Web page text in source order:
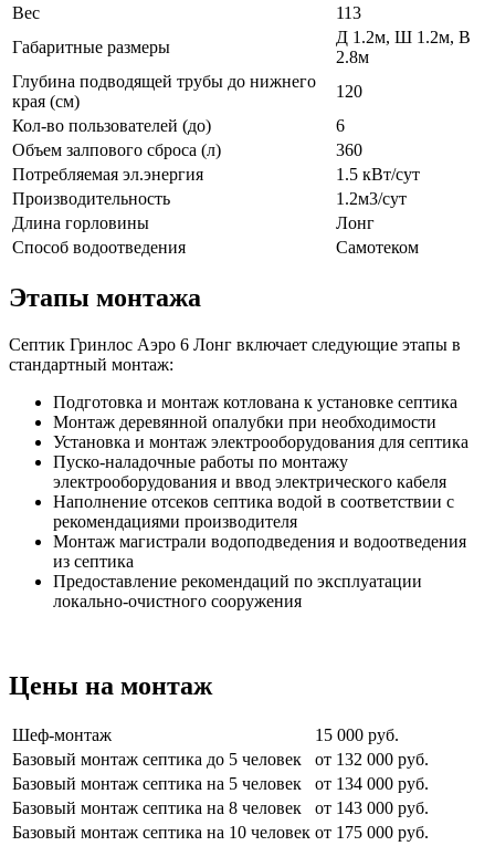
Вес
113
Габаритные размеры
Д 1.2м, Ш 1.2м, В
2.8м
Глубина подводящей трубы до нижнего
края (см)
120
Кол-во пользователей (до)
6
Объем залпового сброса (л)
360
Потребляемая эл.энергия
1.5 кВт/сут
Производительность
1.2м3/сут
Длина горловины
Лонг
Способ водоотведения
Самотеком
Этапы монтажа
Септик Гринлос Аэро 6 Лонг включает следующие этапы в
стандартный монтаж:
Подготовка и монтаж котлована к установке септика
Монтаж деревянной опалубки при необходимости
Установка и монтаж электрооборудования для септика
Пуско-наладочные работы по монтажу
электрооборудования и ввод электрического кабеля
Наполнение отсеков септика водой в соответствии с
рекомендациями производителя
Монтаж магистрали водоподведения и водоотведения
из септика
Предоставление рекомендаций по эксплуатации
локально-очистного сооружения
Цены на монтаж
Шеф-монтаж
15 000 руб.
Базовый монтаж септика до 5 человек
от 132 000 руб.
Базовый монтаж септика на 5 человек
от 134 000 руб.
Базовый монтаж септика на 8 человек
от 143 000 руб.
Базовый монтаж септика на 10 человек от 175 000 руб.